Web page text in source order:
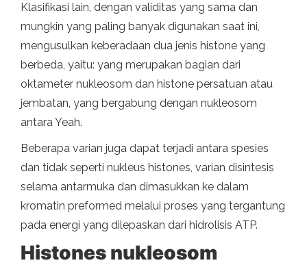
Klasifikasi lain, dengan validitas yang sama dan
mungkin yang paling banyak digunakan saat ini,
mengusulkan keberadaan dua jenis histone yang
berbeda, yaitu: yang merupakan bagian dari
oktameter nukleosom dan histone persatuan atau
jembatan, yang bergabung dengan nukleosom
antara Yeah.
Beberapa varian juga dapat terjadi antara spesies
dan tidak seperti nukleus histones, varian disintesis
selama antarmuka dan dimasukkan ke dalam
kromatin preformed melalui proses yang tergantung
pada energi yang dilepaskan dari hidrolisis ATP.
Histones nukleosom